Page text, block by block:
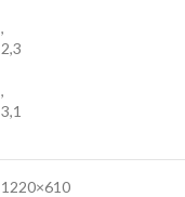
,
2,3
,
3,1
1220×610